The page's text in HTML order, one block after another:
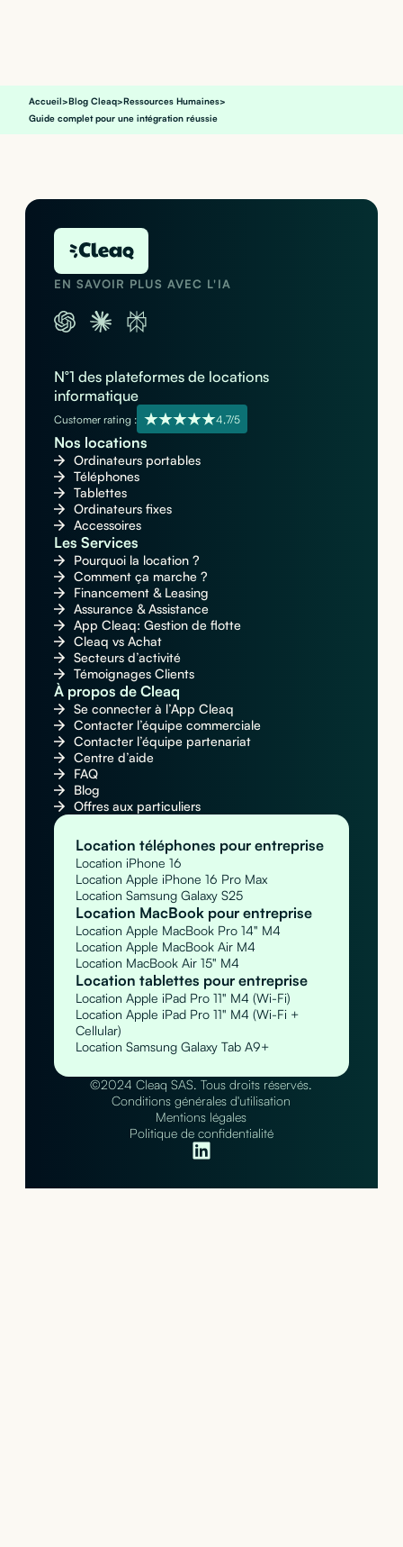
Accueil>Blog Cleaq>Ressources Humaines>
Guide complet pour une intégration réussie
EN SAVOIR PLUS AVEC L'IA
N°1 des plateformes de locations
informatique
Customer rating : 4,7/5
Nos locations
Ordinateurs portables
Téléphones
Tablettes
Ordinateurs fixes
Accessoires
Les Services
Pourquoi la location ?
Comment ça marche ?
Financement & Leasing
Assurance & Assistance
App Cleaq: Gestion de flotte
Cleaq vs Achat
Secteurs d’activité
Témoignages Clients
À propos de Cleaq
Se connecter à l’App Cleaq
Contacter l’équipe commerciale
Contacter l’équipe partenariat
Centre d’aide
FAQ
Blog
Offres aux particuliers
Location téléphones pour entreprise
Location iPhone 16
Location Apple iPhone 16 Pro Max
Location Samsung Galaxy S25
Location MacBook pour entreprise
Location Apple MacBook Pro 14" M4
Location Apple MacBook Air M4
Location MacBook Air 15" M4
Location tablettes pour entreprise
Location Apple iPad Pro 11" M4 (Wi-Fi)
Location Apple iPad Pro 11" M4 (Wi-Fi +
Cellular)
Location Samsung Galaxy Tab A9+
©2024 Cleaq SAS. Tous droits réservés.
Conditions générales d'utilisation
Mentions légales
Politique de confidentialité